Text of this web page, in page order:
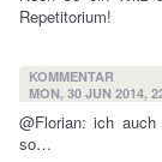
Repetitorium!
KOMMENTAR
MON, 30 JUN 2014,
@Florian: ich
so…